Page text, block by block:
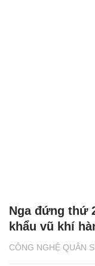
CÔNG NGHỆ QUÂN
Nga đứng thứ
khẩu vũ khí